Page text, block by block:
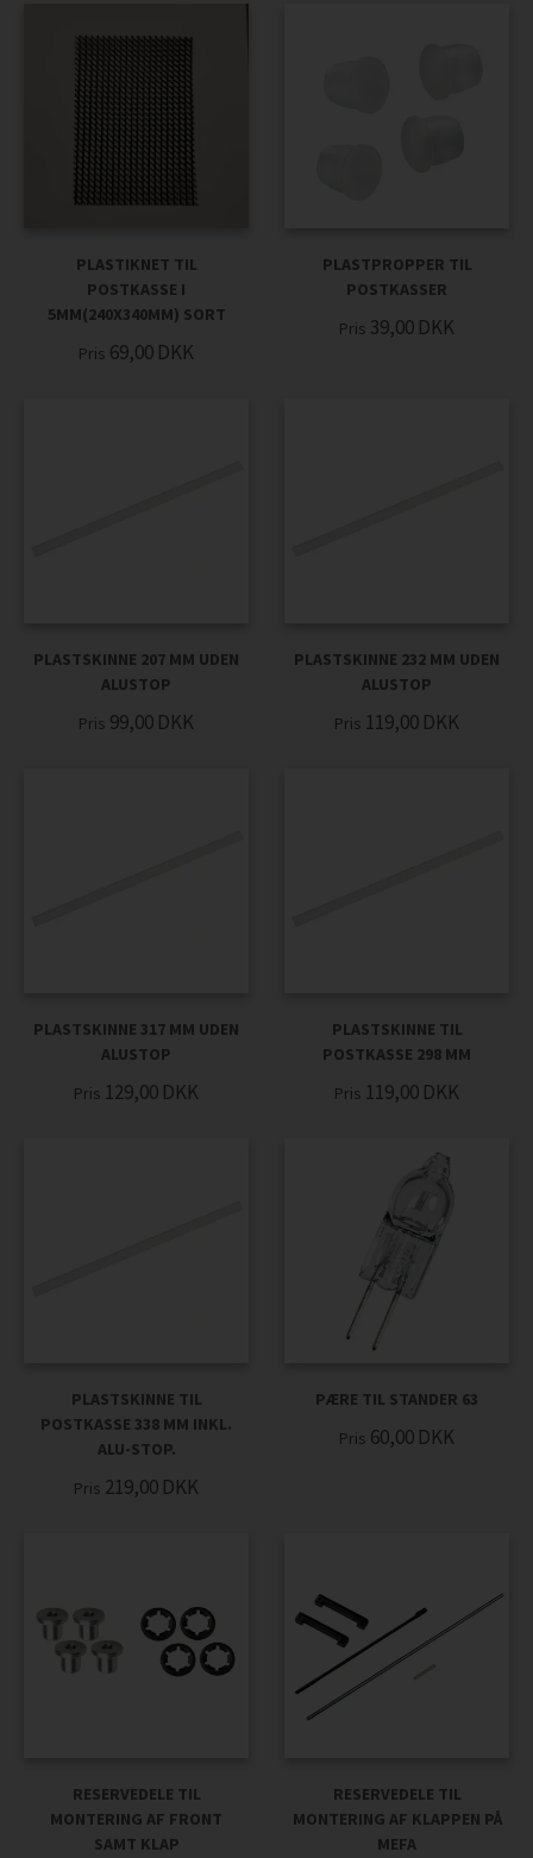
PLASTIKNET TIL
POSTKASSE I
5MM(240X340MM) SORT
Pris 69,00 DKK
PLASTPROPPER TIL
POSTKASSER
Pris 39,00 DKK
PLASTSKINNE 207 MM UDEN
ALUSTOP
Pris 99,00 DKK
PLASTSKINNE 232 MM UDEN
ALUSTOP
Pris 119,00 DKK
PLASTSKINNE 317 MM UDEN
ALUSTOP
Pris 129,00 DKK
PLASTSKINNE TIL
POSTKASSE 298 MM
Pris 119,00 DKK
PLASTSKINNE TIL
POSTKASSE 338 MM INKL.
ALU-STOP.
Pris 219,00 DKK
PÆRE TIL STANDER 63
Pris 60,00 DKK
RESERVEDELE TIL
MONTERING AF FRONT
SAMT KLAP
RESERVEDELE TIL
MONTERING AF KLAPPEN PÅ
MEFA